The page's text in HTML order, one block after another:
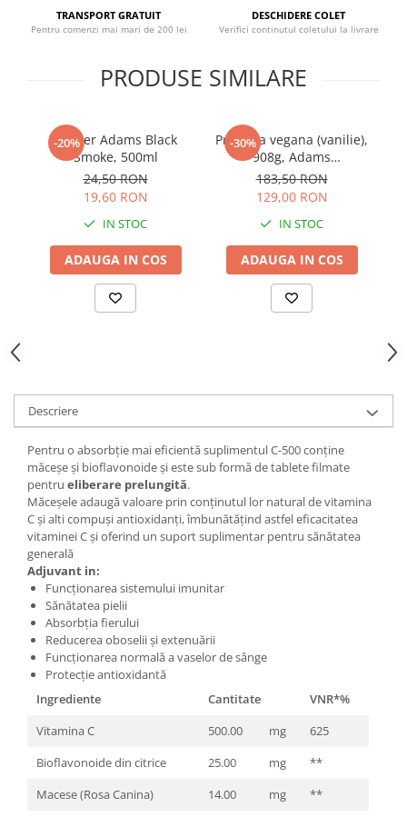
Sistemul circulator
Sistemul nervos
Urinare
TRANSPORT GRATUIT
Pentru comenzi mai mari de 200 lei
DESCHIDERE COLET
Verifici continutul coletului la livrare
PRODUSE SIMILARE
-20%
Shaker Adams Black
Smoke, 500ml
24,50 RON
19,60 RON
IN STOC
ADAUGA IN COS
-30%
Proteina vegana (vanilie),
908g, Adams
Supplements
183,50 RON
129,00 RON
IN STOC
ADAUGA IN COS
Descriere
Pentru o absorbție mai eficientă suplimentul C-500 conține
măceșe și bioflavonoide și este sub formă de tablete filmate
pentru eliberare prelungită.
Măceșele adaugă valoare prin conținutul lor natural de vitamina
C și alti compuși antioxidanți, îmbunătățind astfel eficacitatea
vitaminei C și oferind un suport suplimentar pentru sănătatea
generală
Adjuvant in:
Funcționarea sistemului imunitar
Sănătatea pielii
Absorbția fierului
Reducerea oboselii și extenuării
Funcționarea normală a vaselor de sânge
Protecție antioxidantă
Ingrediente
Cantitate
VNR*%
Vitamina C
500.00 mg
625
Bioflavonoide din citrice
25.00 mg
**
Macese (Rosa Canina)
14.00 mg
**